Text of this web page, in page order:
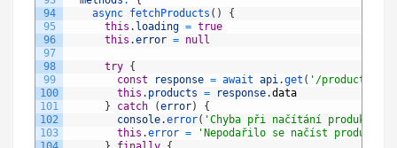
94
95
96
97
98
99
100
101
102
103
async fetchProducts ( )
{
this . loading = true
this .error = null
try {
const
response = await api.get ( '/products'
this . products = response.data
}
catch (error)
{
console.error( 'Chyba při načítání produktů:'
this .error =
'Nepodařilo se načíst